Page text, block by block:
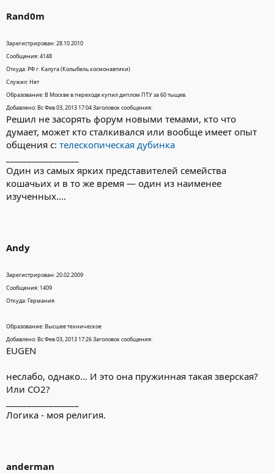
Rand0m
Зарегистрирован: 28.10.2010
Сообщения: 4148
Откуда: РФ г. Калуга (Колыбель космонавтики)
Служил: Нет
Образование: В Москве в переходе купил диплом ПТУ за 60 тыщев.
Добавлено: Вс Фев 03, 2013 17:04 Заголовок сообщения:
Решил не засорять форум новыми темами, кто что
думает, может кто сталкивался или вообще имеет опыт
общения с: телескопическая дубинка
Один из самых ярких представителей семейства
кошачьих и в то же время — один из наименее
изученных....
Andy
Зарегистрирован: 20.02.2009
Сообщения: 1409
Откуда: Германия
Образование: Высшее техническое
Добавлено: Вс Фев 03, 2013 17:26 Заголовок сообщения:
EUGEN
неслабо, однако... И это она пружинная такая зверская?
Или СО2?
Логика - моя религия.
anderman